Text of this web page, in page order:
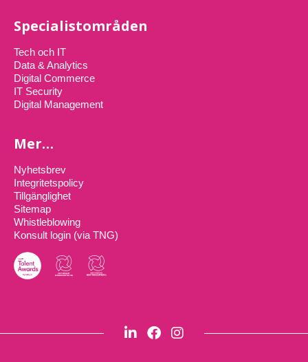
Specialistområden
Tech och IT
Data & Analytics
Digital Commerce
IT Security
Digital Management
Mer…
Nyhetsbrev
Integritetspolicy
Tillgänglighet
Sitemap
Whistleblowing
Konsult login (via TNG)